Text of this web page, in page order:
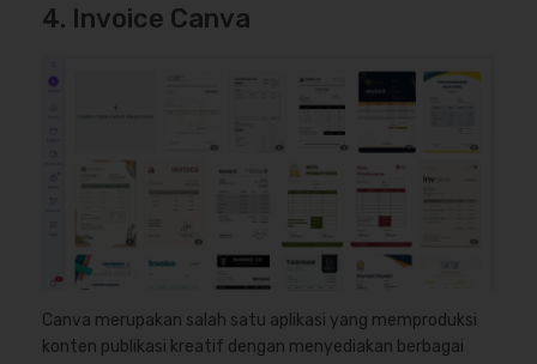
4. Invoice Canva
Canva merupakan salah satu aplikasi yang memproduksi
konten publikasi kreatif dengan menyediakan berbagai